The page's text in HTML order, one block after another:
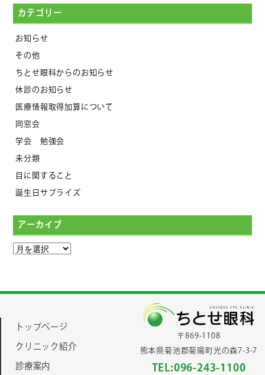
カテゴリー
お知らせ
その他
ちとせ眼科からのお知らせ
休診のお知らせ
医療情報取得加算について
同窓会
学会 勉強会
未分類
目に関すること
誕生日サプライズ
アーカイブ
トップページ
クリニック紹介
診療案内
〒869-1108
熊本県菊池郡菊陽町光の森7-3-7
TEL:096-243-1100